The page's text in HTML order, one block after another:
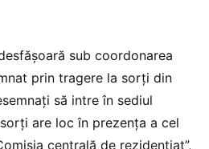
sub coordonarea
prin tragere la sorți din
să intre în sediul
are loc în prezența a cel
centrală de rezidențiat”,